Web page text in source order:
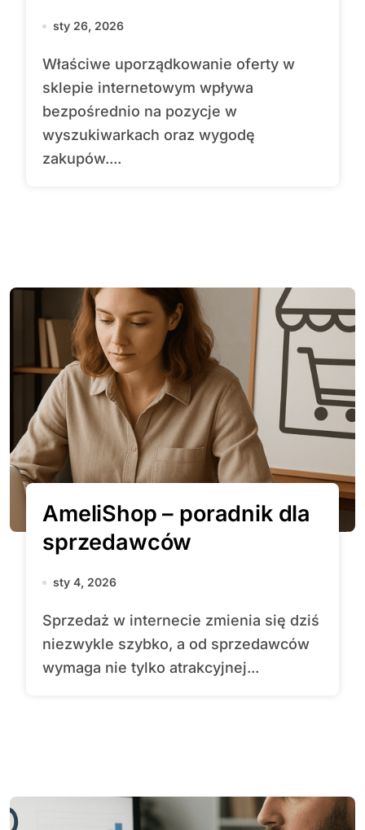
sty 26, 2026
Właściwe uporządkowanie oferty w
sklepie internetowym wpływa
bezpośrednio na pozycje w
wyszukiwarkach oraz wygodę
zakupów....
AmeliShop – poradnik dla
sprzedawców
sty 4, 2026
Sprzedaż w internecie zmienia się dziś
niezwykle szybko, a od sprzedawców
wymaga nie tylko atrakcyjnej...